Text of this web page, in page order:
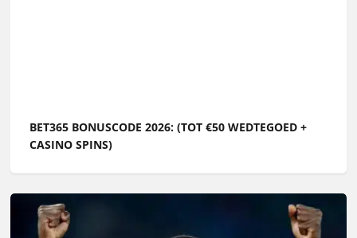
BET365 BONUSCODE 2026: (TOT €50 WEDTEGOED +
CASINO SPINS)